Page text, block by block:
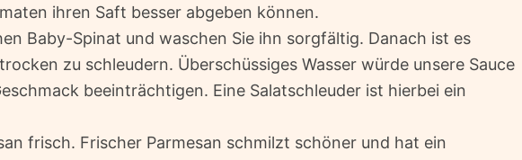
ihren Saft besser abgeben können.
Baby-Spinat und waschen Sie ihn sorgfältig. Danach ist es
zu schleudern. Überschüssiges Wasser würde unsere Sauce
beeinträchtigen. Eine Salatschleuder ist hierbei ein
frisch. Frischer Parmesan schmilzt schöner und hat ein